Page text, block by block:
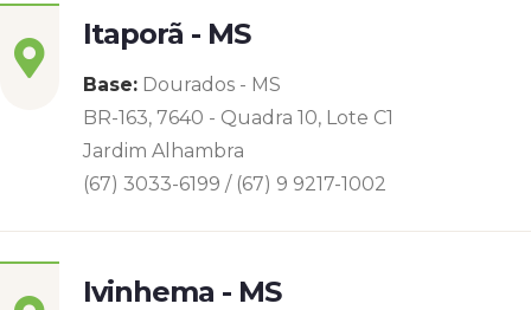
Itaporã - MS
Base: Dourados - MS
BR-163, 7640 - Quadra 10, Lote C1
Jardim Alhambra
(67) 3033-6199 / (67) 9 9217-1002
Ivinhema - MS